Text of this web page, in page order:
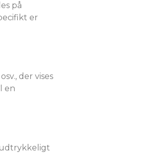
på
er
der vises
en